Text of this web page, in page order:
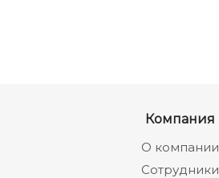
Компания
О компании
Сотрудники